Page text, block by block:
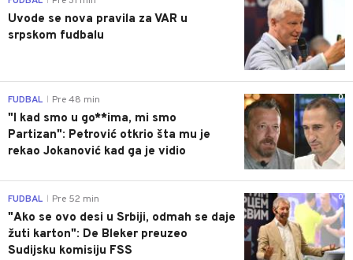
Uvode se nova pravila za VAR u
srpskom fudbalu
0
FUDBAL Pre 48 min
"I kad smo u go**ima, mi smo
Partizan": Petrović otkrio šta mu je
rekao Jokanović kad ga je vidio
0
FUDBAL Pre 52 min
"Ako se ovo desi u Srbiji, odmah se daje
žuti karton": De Bleker preuzeo
Sudijsku komisiju FSS